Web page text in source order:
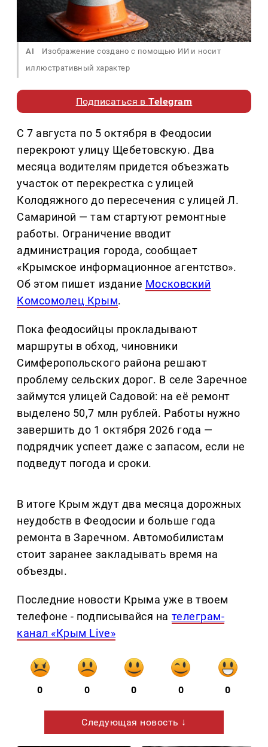
AI
Изображение создано с помощью ИИ и носит
иллюстративный характер
Подписаться вTelegram
С 7 августа по 5 октября в Феодосии
перекроют улицу Щебетовскую. Два
месяца водителям придется объезжать
участок от перекрестка с улицей
Колодяжного до пересечения с улицей Л.
Самариной — там стартуют ремонтные
работы. Ограничение вводит
администрация города, сообщает
«Крымское информационное агентство».
Об этом пишет издание Московский
Комсомолец Крым.
Пока феодосийцы прокладывают
маршруты в обход, чиновники
Симферопольского района решают
проблему сельских дорог. В селе Заречное
займутся улицей Садовой: на её ремонт
выделено 50,7 млн рублей. Работы нужно
завершить до 1 октября 2026 года —
подрядчик успеет даже с запасом, если не
подведут погода и сроки.
В итоге Крым ждут два месяца дорожных
неудобств в Феодосии и больше года
ремонта в Заречном. Автомобилистам
стоит заранее закладывать время на
объезды.
Последние новости Крыма уже в твоем
телефоне - подписывайся на телеграм-
канал «Крым Live»
0 0 0 0 0
Следующая новость ↓